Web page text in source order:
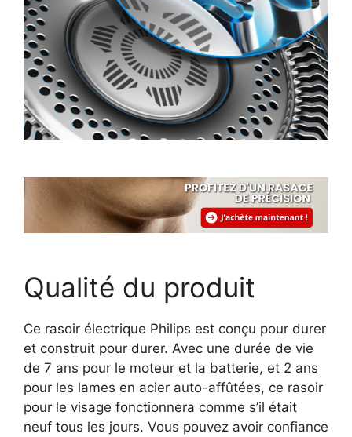
Qualité du produit
Ce rasoir électrique Philips est conçu pour durer
et construit pour durer. Avec une durée de vie
de 7 ans pour le moteur et la batterie, et 2 ans
pour les lames en acier auto-affûtées, ce rasoir
pour le visage fonctionnera comme s’il était
neuf tous les jours. Vous pouvez avoir confiance